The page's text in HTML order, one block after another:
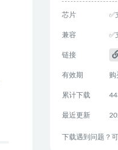
芯片 ✅
兼容 ✅
链接
有效期 购
累计下载
最近更新
下载遇到问题？